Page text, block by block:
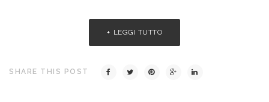
LEGGI TUTTO
SHARE THIS POST